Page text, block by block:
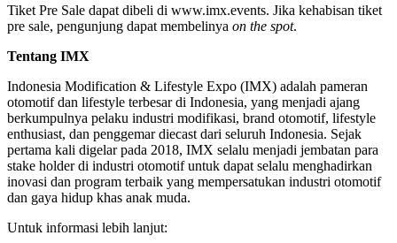
Tiket Pre Sale dapat dibeli di www.imx.events. Jika kehabisan tiket
pre sale, pengunjung dapat membelinya on the spot.
Tentang IMX
Indonesia Modification & Lifestyle Expo (IMX) adalah pameran
otomotif dan lifestyle terbesar di Indonesia, yang menjadi ajang
berkumpulnya pelaku industri modifikasi, brand otomotif, lifestyle
enthusiast, dan penggemar diecast dari seluruh Indonesia. Sejak
pertama kali digelar pada 2018, IMX selalu menjadi jembatan para
stake holder di industri otomotif untuk dapat selalu menghadirkan
inovasi dan program terbaik yang mempersatukan industri otomotif
dan gaya hidup khas anak muda.
Untuk informasi lebih lanjut: